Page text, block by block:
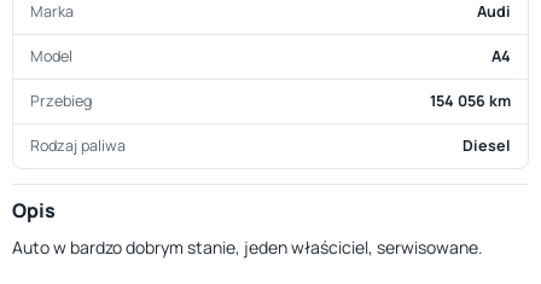
Marka Audi
Model A4
Przebieg 154 056 km
Rodzaj paliwa Diesel
Opis
Auto w bardzo dobrym stanie, jeden właściciel, serwisowane.